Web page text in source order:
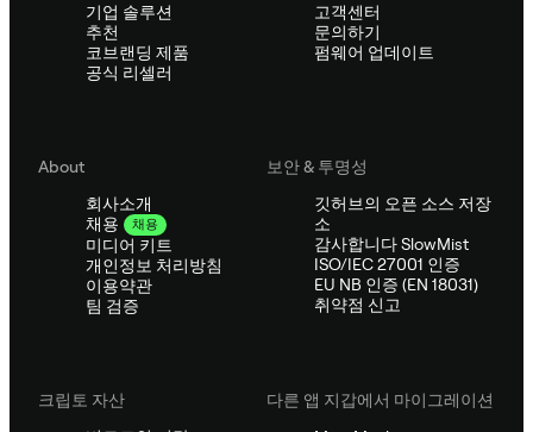
기업 솔루션
추천
코브랜딩 제품
공식 리셀러
고객센터
문의하기
펌웨어 업데이트
About
회사소개
채용
채용
미디어 키트
개인정보 처리방침
이용약관
팀 검증
보안 & 투명성
깃허브의 오픈 소스 저장
소
감사합니다 SlowMist
ISO/IEC 27001 인증
EU NB 인증 (EN 18031)
취약점 신고
크립토 자산
다른 앱 지갑에서 마이그레이션